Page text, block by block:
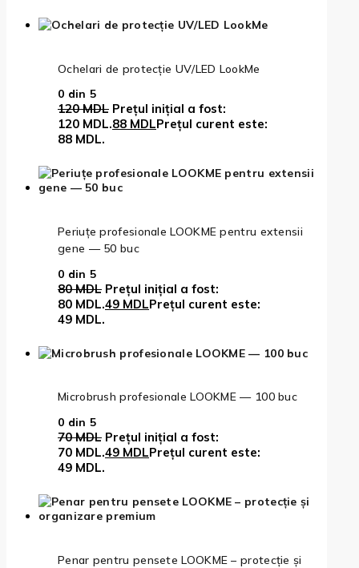
Ochelari de protecție UV/LED LookMe
0 din 5
120MDL Prețul inițial a fost:
120 MDL.88 MDLPrețul curent este:
88 MDL.
Periuțe profesionale LOOKME pentru extensii
gene — 50 buc
0 din 5
80MDL Prețul inițial a fost:
80 MDL.49 MDLPrețul curent este:
49 MDL.
Microbrush profesionale LOOKME — 100 buc
0 din 5
70MDL Prețul inițial a fost:
70 MDL.49 MDLPrețul curent este:
49 MDL.
Penar pentru pensete LOOKME – protecție și